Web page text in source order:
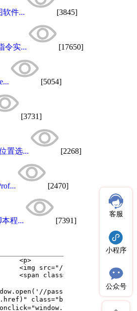
软件... [3845]
令实... [17650]
[5054]
[3731]
置选... [2268]
[2470]
程... [7391]
客服
小程序
公众号